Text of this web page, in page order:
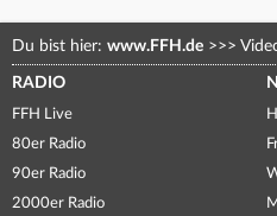
Du bist hier: www.FFH.de >>>
RADIO
FFH Live
80er Radio
90er Radio
2000er Radio